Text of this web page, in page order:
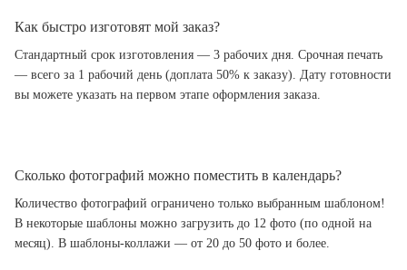
Как быстро изготовят мой заказ?
Стандартный срок изготовления — 3 рабочих дня. Срочная печать
— всего за 1 рабочий день (доплата 50% к заказу). Дату готовности
вы можете указать на первом этапе оформления заказа.
Сколько фотографий можно поместить в календарь?
Количество фотографий ограничено только выбранным шаблоном!
В некоторые шаблоны можно загрузить до 12 фото (по одной на
месяц). В шаблоны-коллажи — от 20 до 50 фото и более.